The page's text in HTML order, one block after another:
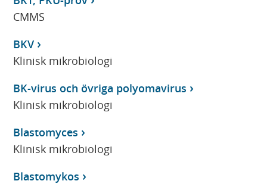
CMMS
BKV
Klinisk mikrobiologi
BK-virus och övriga polyomavirus
Klinisk mikrobiologi
Blastomyces
Klinisk mikrobiologi
Blastomykos